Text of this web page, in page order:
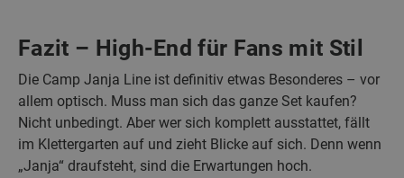
Fazit – High-End für Fans mit Stil
Die Camp Janja Line ist definitiv etwas Besonderes – vor
allem optisch. Muss man sich das ganze Set kaufen?
Nicht unbedingt. Aber wer sich komplett ausstattet, fällt
im Klettergarten auf und zieht Blicke auf sich. Denn wenn
„Janja“ draufsteht, sind die Erwartungen hoch.